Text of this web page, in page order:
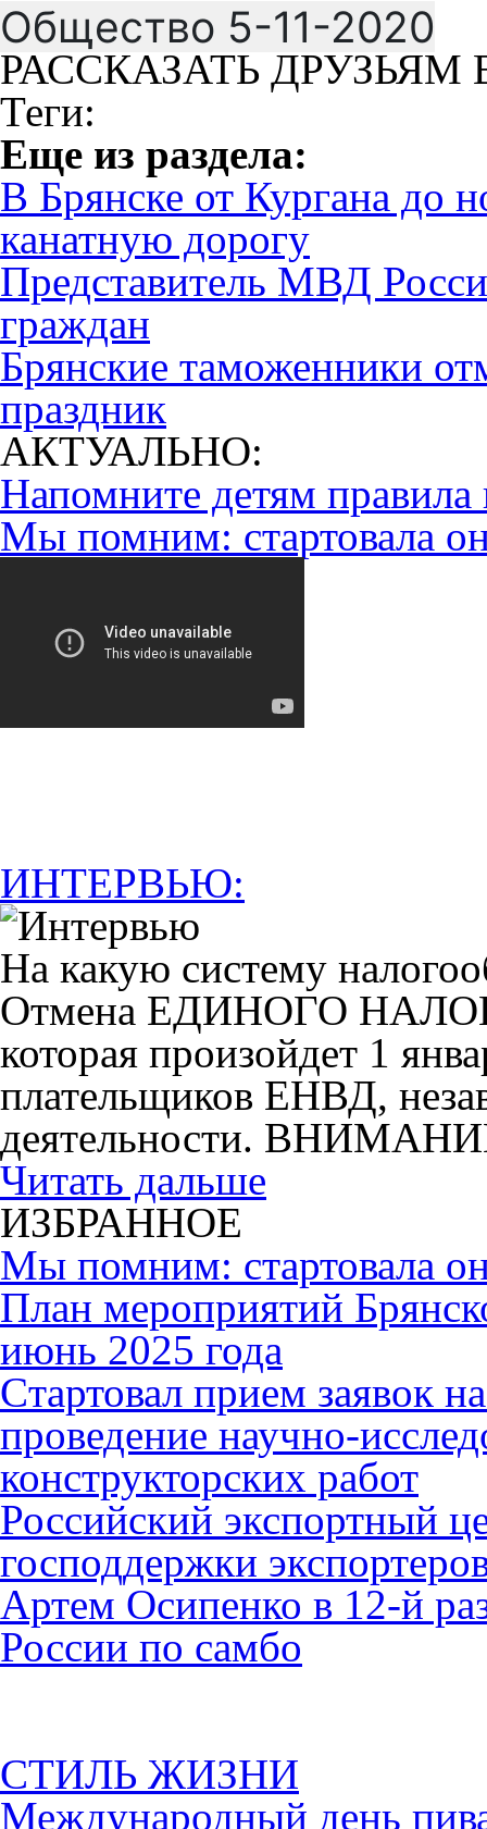
Общество 5-11-2020
РАССКАЗАТЬ ДРУЗЬЯМ
Теги:
Eще из раздела:
В Брянске от Кургана до
канатную дорогу
Представитель МВД
граждан
Брянские таможенники
праздник
АКТУАЛЬНО:
Напомните детям правила
Мы помним: стартовала
ИНТЕРВЬЮ:
На какую систему
Отмена ЕДИНОГО
которая произойдет 1
плательщиков ЕНВД,
деятельности.
Читать дальше
ИЗБРАННОЕ
Мы помним: стартовала
План мероприятий
июнь 2025 года
Cтартовал прием заявок
проведение научно-
конструкторских работ
Российский экспортный
господдержки
Артем Осипенко в 12-й
России по самбо
СТИЛЬ ЖИЗНИ
Международный день